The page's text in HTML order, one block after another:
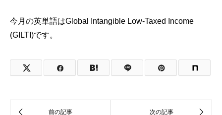
今月の英単語はGlobal Intangible Low-Taxed Income
(GILTI)です。